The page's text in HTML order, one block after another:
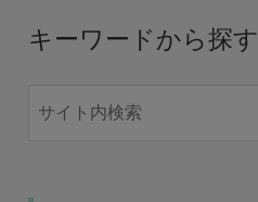
キーワードから探す